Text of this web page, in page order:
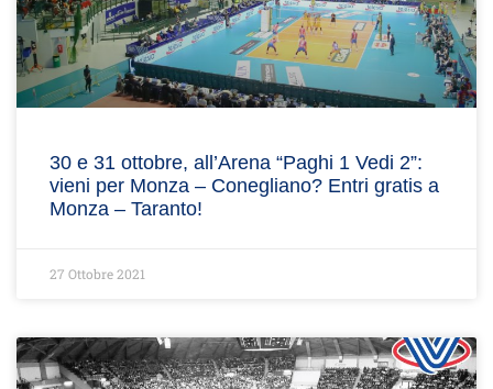
30 e 31 ottobre, all’Arena “Paghi 1 Vedi 2”:
vieni per Monza – Conegliano? Entri gratis a
Monza – Taranto!
27 Ottobre 2021